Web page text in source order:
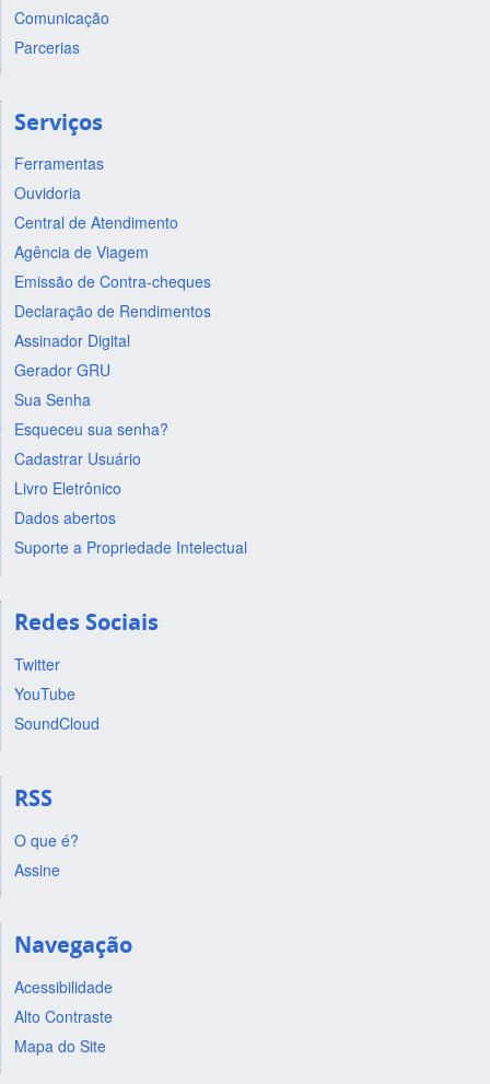
Comunicação
Parcerias
Serviços
Ferramentas
Ouvidoria
Central de Atendimento
Agência de Viagem
Emissão de Contra-cheques
Declaração de Rendimentos
Assinador Digital
Gerador GRU
Sua Senha
Esqueceu sua senha?
Cadastrar Usuário
Livro Eletrônico
Dados abertos
Suporte a Propriedade Intelectual
Redes Sociais
Twitter
YouTube
SoundCloud
RSS
O que é?
Assine
Navegação
Acessibilidade
Alto Contraste
Mapa do Site